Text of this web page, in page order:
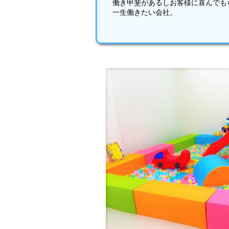
働き甲斐があるしお客様に喜んでも
一生働きたい会社。